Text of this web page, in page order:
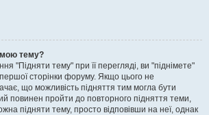
мою тему?
"Підняти тему" при її перегляді, ви "піднімете"
сторінки форуму. Якщо цього не
що можливість підняття тим могла бути
повинен пройти до повторного підняття теми,
підняти тему, просто відповівши на неї, однак